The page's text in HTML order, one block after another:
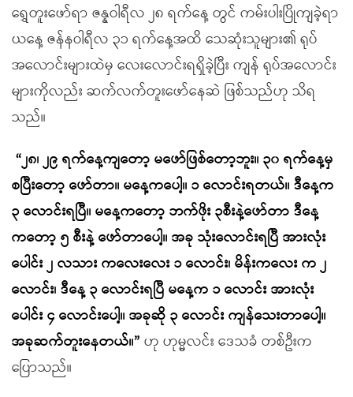
ရွှေတူးဖော်ရာ ဇန္နဝါရီလ ၂၈ ရက်နေ့ တွင် ကမ်းပါးပြိုကျခဲ့ရာ
ယနေ့ ဇန်နဝါရီလ ၃၁ ရက်နေ့အထိ သေဆုံးသူများ၏ ရုပ်
အလောင်းများထဲမှ လေးလောင်းရရှိခဲ့ပြီး ကျန် ရုပ်အလောင်း
များကိုလည်း ဆက်လက်တူးဖော်နေဆဲ ဖြစ်သည်ဟု သိရ
သည်။
“၂၈၊ ၂၉ ရက်နေ့ကျတော့ မဖော်ဖြစ်တော့ဘူး။ ၃၀ ရက်နေ့မှ
စပြီးတော့ ဖော်တာ။ မနေ့ကပေါ့။ ၁ လောင်းရတယ်။ ဒီနေ့က
၃ လောင်းရပြီ။ မနေ့ကတော့ ဘက်ဖိုး ၃စီးနဲ့ဖော်တာ ဒီနေ့
ကတော့ ၅ စီးနဲ့ ဖော်တာပေါ့။ အခု သုံးလောင်းရပြီ အားလုံး
ပေါင်း ၂ လသား ကလေးလေး ၁ လောင်း၊ မိန်းကလေး က ၂
လောင်း၊ ဒီနေ့ ၃ လောင်းရပြီ မနေ့က ၁ လောင်း အားလုံး
ပေါင်း ၄ လောင်းပေါ့။ အခုဆို ၃ လောင်း ကျန်သေးတာပေါ့။
အခုဆက်တူးနေတယ်။” ဟု ဟုမ္မလင်း ဒေသခံ တစ်ဦးက
ပြောသည်။